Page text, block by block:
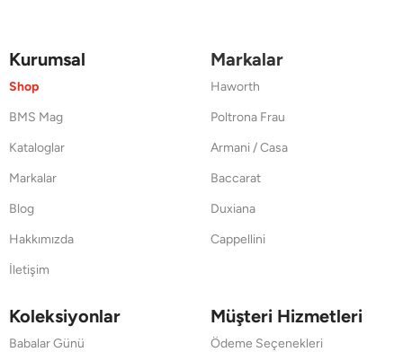
Kurumsal
Shop
BMS Mag
Kataloglar
Markalar
Blog
Hakkımızda
İletişim
Markalar
Haworth
Poltrona Frau
Armani / Casa
Baccarat
Duxiana
Cappellini
Koleksiyonlar
Babalar Günü
Müşteri Hizmetleri
Ödeme Seçenekleri